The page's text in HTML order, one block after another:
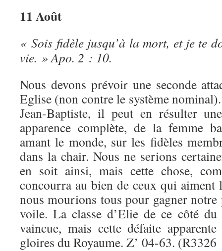
11 Août
« Sois fidèle jusqu’à la mort, et je te
vie. » Apo. 2 : 10.
Nous devons prévoir une seconde
Eglise (non contre le système
Jean-Baptiste, il peut en résulter
apparence complète, de la femme
amant le monde, sur les fidèles
dans la chair. Nous ne serions
en soit ainsi, mais cette chose,
concourra au bien de ceux qui aiment
nous mourions tous pour gagner
voile. La classe d’Elie de ce côté
vaincue, mais cette défaite
gloires du Royaume. Z’ 04-63. (R3326